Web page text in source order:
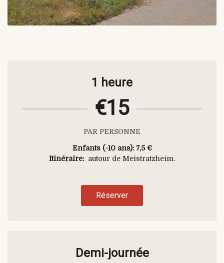
1 heure
€15
PAR PERSONNE
Enfants (-10 ans): 7,5 €
Itinéraire: autour de Meistratzheim.
Réserver
Demi-journée